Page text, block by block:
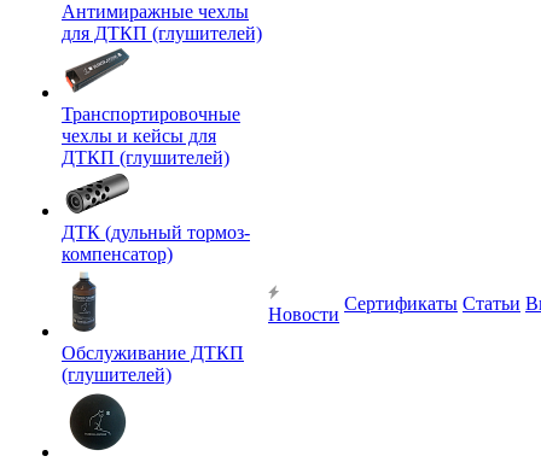
Антимиражные чехлы
для ДТКП (глушителей)
Транспортировочные
чехлы и кейсы для
ДТКП (глушителей)
ДТК (дульный тормоз-
компенсатор)
Обслуживание ДТКП
(глушителей)
Новости
Сертификаты Статьи